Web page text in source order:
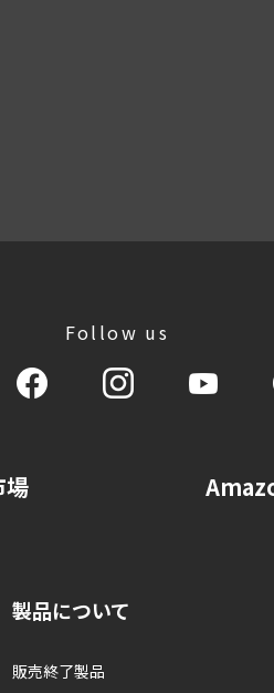
Follow us
場
製品について
販売終了製品